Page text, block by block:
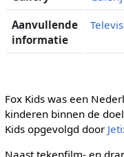
Aanvullende
informatie
Fox Kids was een
kinderen binnen de
Kids opgevolgd door